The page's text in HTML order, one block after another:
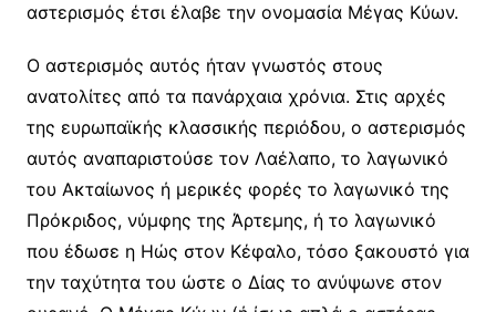
αστερισμός έτσι έλαβε την ονομασία Μέγας Κύων.
Ο αστερισμός αυτός ήταν γνωστός στους
ανατολίτες από τα πανάρχαια χρόνια. Στις αρχές
της ευρωπαϊκής κλασσικής περιόδου, ο αστερισμός
αυτός αναπαριστούσε τον Λαέλαπο, το λαγωνικό
του Ακταίωνος ή μερικές φορές το λαγωνικό της
Πρόκριδος, νύμφης της Άρτεμης, ή το λαγωνικό
που έδωσε η Ηώς στον Κέφαλο, τόσο ξακουστό για
την ταχύτητα του ώστε ο Δίας το ανύψωνε στον